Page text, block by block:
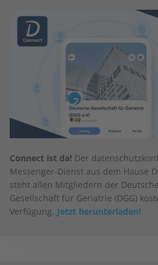
Connect ist da! Der
Messenger-Dienst aus dem Hause
steht allen Mitgliedern der
Gesellschaft für Geriatrie (DGG)
Verfügung. Jetzt herunterladen!